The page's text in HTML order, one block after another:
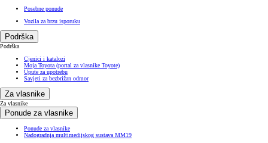
Posebne ponude
Vozila za brzu isporuku
Podrška
Podrška
Cjenici i katalozi
Moja Toyota (portal za vlasnike Toyote)
Upute za upotrebu
Savjeti za bezbrižan odmor
Za vlasnike
Za vlasnike
Ponude za vlasnike
Ponude za vlasnike
Nadogradnja multimedijskog sustava MM19